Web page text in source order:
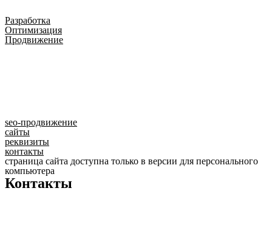
Разработка
Оптимизация
Продвижение
seo-продвижение
сайты
реквизиты
контакты
страница сайта доступна только в версии для персонального
компьютера
Контакты